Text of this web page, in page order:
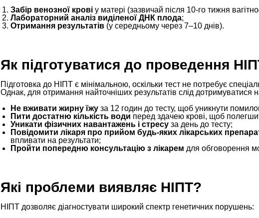
Забір венозної крові у матері (зазвичай після 10-го тижня
Лабораторний аналіз виділеної ДНК плода;
Отримання результатів (у середньому через 7–10 днів).
Як підготуватися до проведення
Підготовка до НІПТ є мінімальною, оскільки тест не потребує
Однак, для отримання найточніших результатів слід дотримуватися
Не вживати жирну їжу за 12 годин до тесту, щоб уникнути
Пити достатню кількість води перед здачею крові, щоб
Уникати фізичних навантажень і стресу за день до тесту;
Повідомити лікаря про прийом будь-яких лікарських
впливати на результати;
Пройти попередню консультацію з лікарем для обговорення
Які проблеми виявляє НІПТ?
НІПТ дозволяє діагностувати широкий спектр генетичних порушень: